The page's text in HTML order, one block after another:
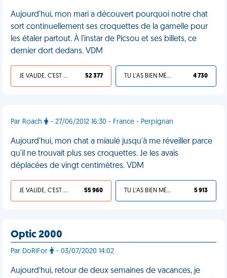
Aujourd'hui, mon mari a découvert pourquoi notre chat
sort continuellement ses croquettes de la gamelle pour
les étaler partout. À l'instar de Picsou et ses billets, ce
dernier dort dedans. VDM
JE VALIDE, C'EST UNE VDM 52 377 TU L'AS BIEN MÉRITÉ 4 730
Par Roach - 27/06/2012 16:30 - France - Perpignan
Aujourd'hui, mon chat a miaulé jusqu'à me réveiller parce
qu'il ne trouvait plus ses croquettes. Je les avais
déplacées de vingt centimètres. VDM
JE VALIDE, C'EST UNE VDM 55 960 TU L'AS BIEN MÉRITÉ 5 913
Optic 2000
Par DoRiFor - 03/07/2020 14:02
Aujourd’hui, retour de deux semaines de vacances, je